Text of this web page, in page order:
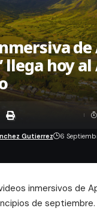
de
llega hoy
Gutierrez 6
inmersivos de
de septiembre.